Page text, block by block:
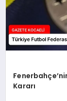
Kararı